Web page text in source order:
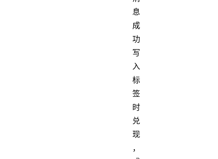
息
成
功
写
入
标
签
时
兑
现
，